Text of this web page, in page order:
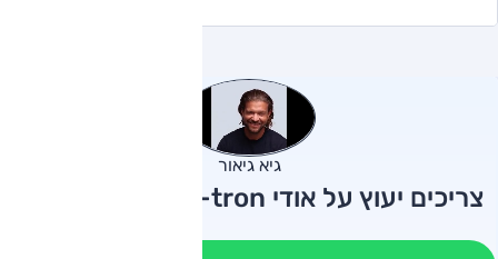
גיא גיאור
צריכים יעוץ על אודי Q4 e-tron ספורטבק?